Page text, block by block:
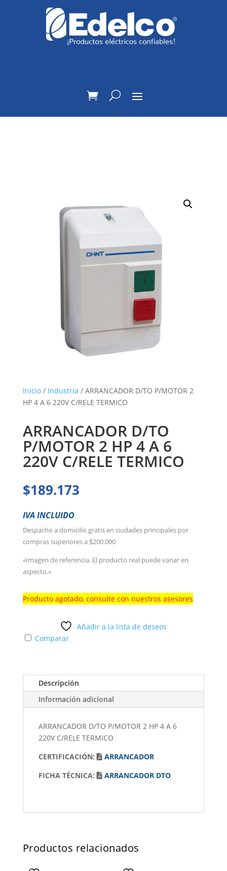
Inicio/ Industria / ARRANCADOR D/TO P/MOTOR 2
HP 4 A 6 220V C/RELE TERMICO
ARRANCADOR D/TO
P/MOTOR 2 HP 4 A 6
220V C/RELE TERMICO
$189.173
IVA INCLUIDO
Despacho a domicilio gratis en ciudades principales por
compras superiores a $200.000
«Imagen de referencia. El producto real puede variar en
aspecto.»
Producto agotado, consulte con nuestros asesores
Añadir a la lista de deseos
Comparar
Descripción
Información adicional
ARRANCADOR D/TO P/MOTOR 2 HP 4 A 6
220V C/RELE TERMICO
CERTIFICACIÓN:
ARRANCADOR
FICHA TÉCNICA:
ARRANCADOR DTO
Productos relacionados